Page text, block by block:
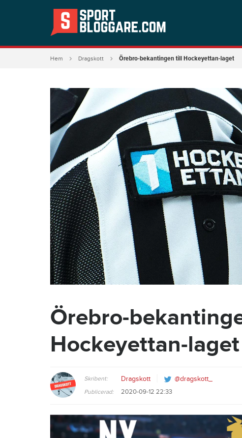
Hem Dragskott Örebro-bekantingen till Hockeyettan-laget
Örebro-
Hockeyettan-laget
Skribent: Dragskott @dragskott_
Publicerad: 2020-09-12 22:33